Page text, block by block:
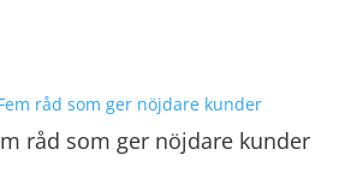
råd som ger nöjdare kunder